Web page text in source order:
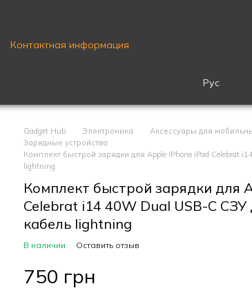
Контактная информация
Рус
Gadget Hub Электроника
Аксессуары для
Зарядные устройства
Комплект быстрой зарядки для Apple iPhone iPad Celebrat
lightning
Комплект быстрой зарядки для
Celebrat i14 40W Dual USB-C СЗУ
кабель lightning
В наличии Оставить отзыв
750 грн